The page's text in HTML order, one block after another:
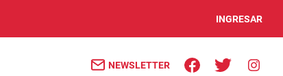
INGRESAR
NEWSLETTER